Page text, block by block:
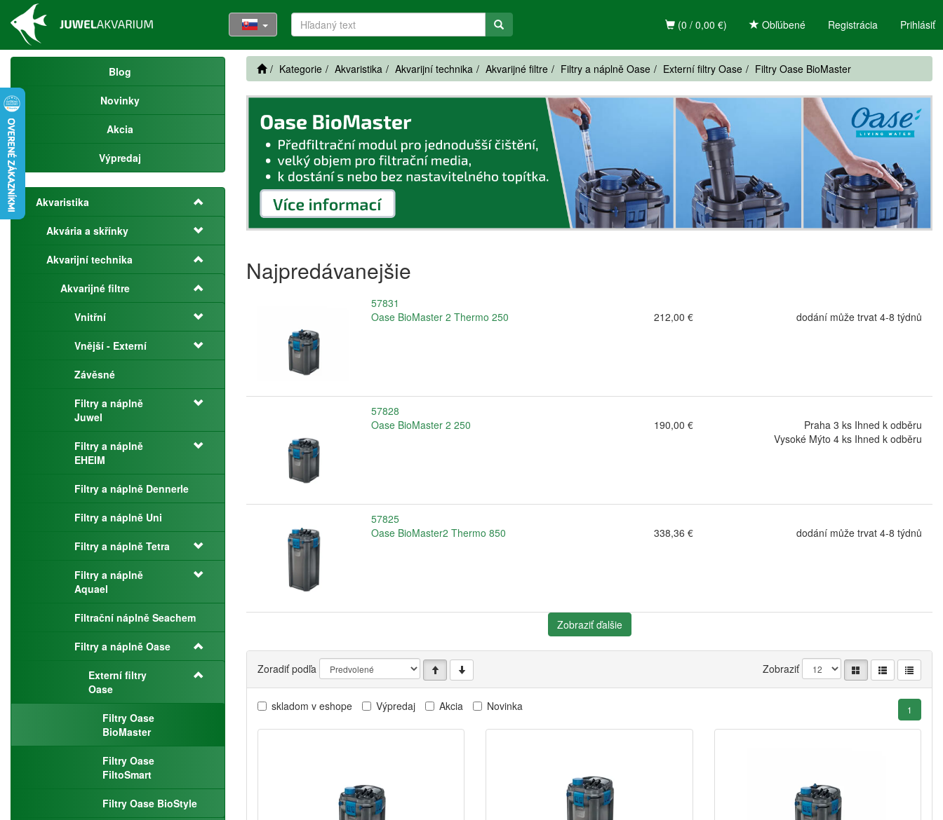
Registrácia Prihlásiť
(0 / 0,00 €) Obľúbené
Blog
Novinky
Akcia
Výpredaj
Akvaristika
Akvária a skřínky
Akvarijní technika
Akvarijné filtre
Vnitřní
Vnější - Externí
Závěsné
Filtry a náplně
Juwel
Filtry a náplně
EHEIM
Filtry a náplně Dennerle
Filtry a náplně Uni
Filtry a náplně Tetra
Filtry a náplně
Aquael
Filtrační náplně Seachem
Filtry a náplně Oase
Externí filtry
Oase
Filtry Oase
BioMaster
Filtry Oase
FiltoSmart
Filtry Oase BioStyle
Kategorie Akvaristika Akvarijní technika Akvarijné filtre Filtry a náplně Oase Externí filtry Oase Filtry Oase BioMaster
Najpredávanejšie
57831
Oase BioMaster 2 Thermo 250
212,00 € dodání může trvat 4-8 týdnů
57828
Oase BioMaster 2 250
190,00 €
Praha 3 ks Ihned k odběru
Vysoké Mýto 4 ks Ihned k odběru
57825
Oase BioMaster2 Thermo 850
338,36 € dodání může trvat 4-8 týdnů
Zobraziť ďalšie
Zoradiť podľa Zobraziť
skladom v eshope Výpredaj Akcia Novinka 1